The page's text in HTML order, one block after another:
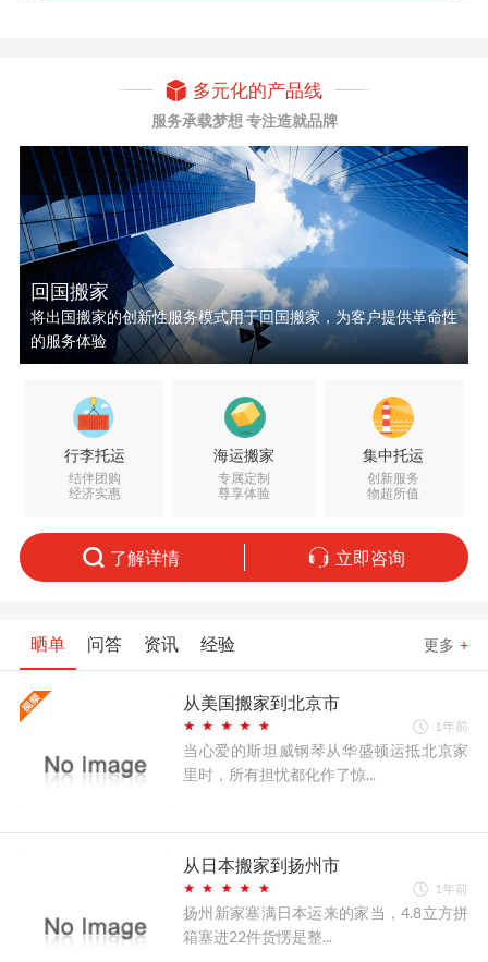
多元化的产品线
服务承载梦想 专注造就品牌
回国搬家
将出国搬家的创新性服务模式用于回国搬家，为客户提供革命性
的服务体验
行李托运
结伴团购
经济实惠
海运搬家
专属定制
尊享体验
集中托运
创新服务
物超所值
了解详情 立即咨询
晒单 问答 资讯 经验 更多 +
从美国搬家到北京市
1年前
当心爱的斯坦威钢琴从华盛顿运抵北京家
里时，所有担忧都化作了惊...
从日本搬家到扬州市
1年前
扬州新家塞满日本运来的家当，4.8立方拼
箱塞进22件货愣是整...